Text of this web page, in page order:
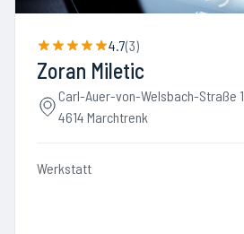
4.7(3)
Zoran Miletic
Carl-Auer-von-Welsbach-Straße 1
4614 Marchtrenk
Werkstatt